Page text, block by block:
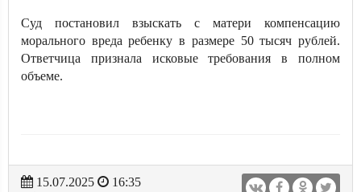
Суд постановил взыскать с матери компенсацию
морального вреда ребенку в размере 50 тысяч рублей.
Ответчица признала исковые требования в полном
объеме.
15.07.2025
16:35